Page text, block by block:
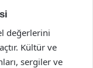
değerlerini
Kültür ve
sergiler ve